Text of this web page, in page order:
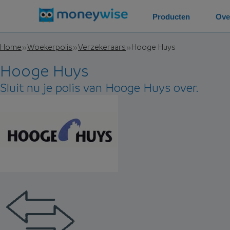
Home Woekerpolis Verzekeraars Hooge Huys
Hooge Huys
Sluit nu je polis van Hooge Huys over.
Producten